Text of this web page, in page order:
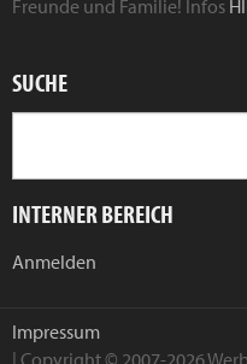
Freunde und Familie! Infos
SUCHE
INTERNER BEREICH
Anmelden
Impressum